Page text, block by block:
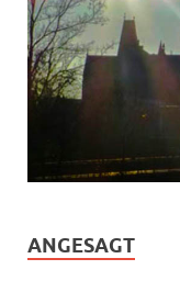
ANGESAGT